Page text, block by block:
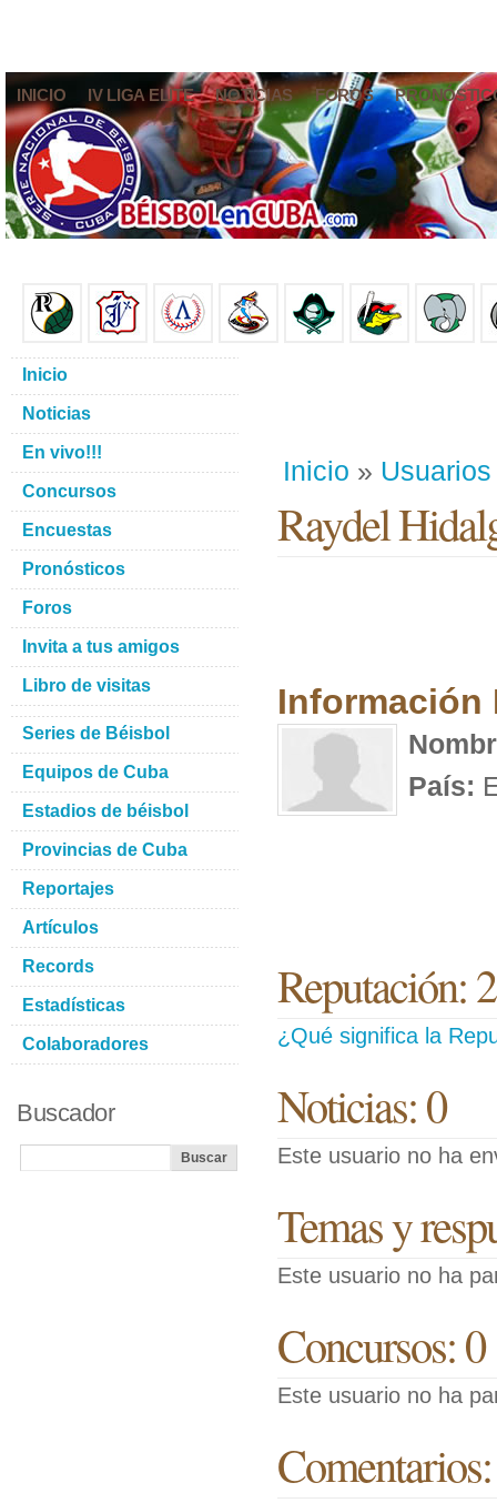
INICIO IV LIGA ELITE NOTICIAS FOROS
Inicio » Usuarios
Raydel
Información
País:
Reputación: 2
¿Qué significa la
Noticias: 0
Este usuario no ha
Temas y
Este usuario no ha
Concursos: 0
Este usuario no ha
Inicio
Noticias
En vivo!!!
Concursos
Encuestas
Pronósticos
Foros
Invita a tus amigos
Libro de visitas
Series de Béisbol
Equipos de Cuba
Estadios de béisbol
Provincias de Cuba
Reportajes
Artículos
Records
Estadísticas
Colaboradores
Buscador